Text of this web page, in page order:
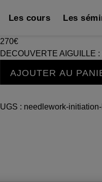
Les cours Les
270€
DECOUVERTE AIGUILLE
AIGUILLE
AJOUTER AU
UGS : needlework-